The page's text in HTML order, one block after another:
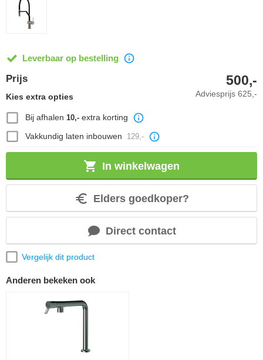
Leverbaar op bestelling
Prijs
Adviesprijs 625,-
500,-
Kies extra opties
Bij afhalen 10,-extra korting
Vakkundig laten inbouwen
129,-
In winkelwagen
Elders goedkoper?
Direct contact
Vergelijk dit product
Anderen bekeken ook